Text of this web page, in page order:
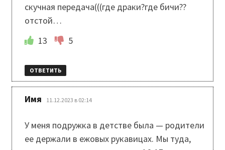
скучная передача(((где драки?где бичи??
отстой…
13
5
ОТВЕТИТЬ
Имя 11.12.2023 в 02:14
У меня подружка в детстве была — родители
ее держали в ежовых рукавицах. Мы туда,